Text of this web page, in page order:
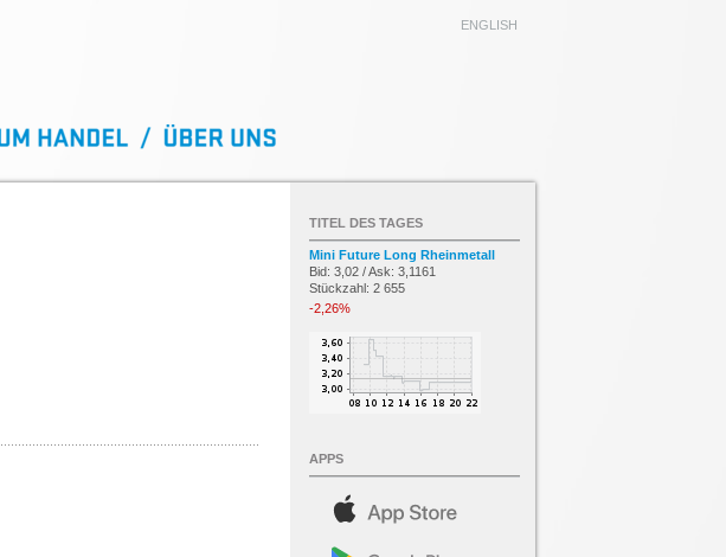
ENGLISH
TITEL DES TAGES
Mini Future Long Rheinmetall
Bid: 3,02 / Ask: 3,1161
Stückzahl: 2 655
-2,26%
APPS